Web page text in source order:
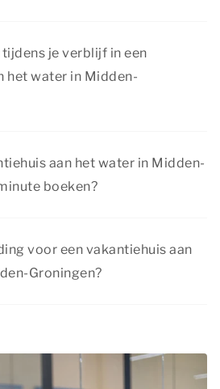
je verblijf in een
het water in Midden-
aan het water in Midden-
boeken?
voor een vakantiehuis aan
Groningen?